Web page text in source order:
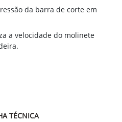
da barra de corte em
a velocidade do molinete
TÉCNICA